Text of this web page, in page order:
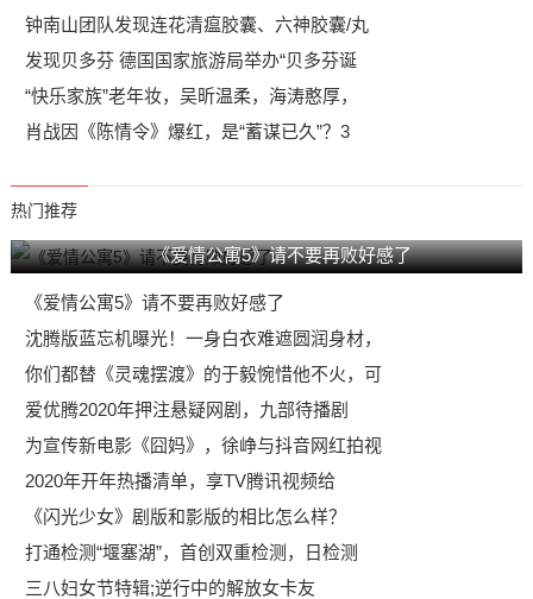
钟南山团队发现连花清瘟胶囊、六神胶囊/丸
发现贝多芬 德国国家旅游局举办“贝多芬诞
“快乐家族”老年妆，吴昕温柔，海涛憨厚，
肖战因《陈情令》爆红，是“蓄谋已久”？3
热门推荐
《爱情公寓5》请不要再败好感了
《爱情公寓5》请不要再败好感了
沈腾版蓝忘机曝光！一身白衣难遮圆润身材，
你们都替《灵魂摆渡》的于毅惋惜他不火，可
爱优腾2020年押注悬疑网剧，九部待播剧
为宣传新电影《囧妈》，徐峥与抖音网红拍视
2020年开年热播清单，享TV腾讯视频给
《闪光少女》剧版和影版的相比怎么样？
打通检测“堰塞湖”，首创双重检测，日检测
三八妇女节特辑;逆行中的解放女卡友